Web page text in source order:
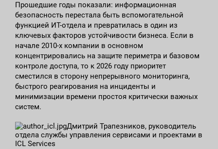
Прошедшие годы показали: информационная
безопасность перестала быть вспомогательной
функцией ИТ-отдела и превратилась в один из
ключевых факторов устойчивости бизнеса. Если в
начале 2010-х компании в основном
концентрировались на защите периметра и базовом
контроле доступа, то к 2026 году приоритет
сместился в сторону непрерывного мониторинга,
быстрого реагирования на инциденты и
минимизации времени простоя критически важных
систем.
Дмитрий Трапезников, руководитель
отдела службы управления сервисами и проектами в
ICL Services